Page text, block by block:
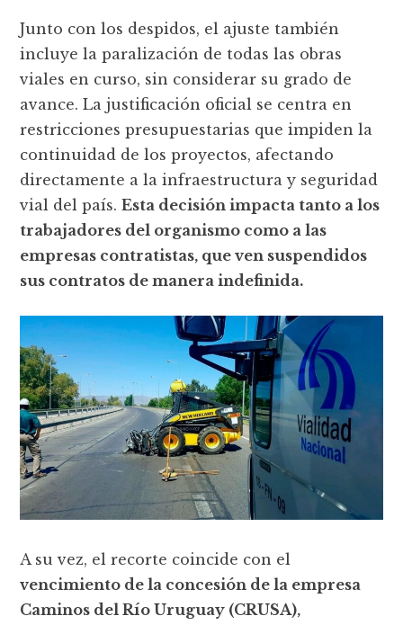
Junto con los despidos, el ajuste también
incluye la paralización de todas las obras
viales en curso, sin considerar su grado de
avance. La justificación oficial se centra en
restricciones presupuestarias que impiden la
continuidad de los proyectos, afectando
directamente a la infraestructura y seguridad
vial del país.Esta decisión impacta tanto a los
trabajadores del organismo como a las
empresas contratistas, que ven suspendidos
sus contratos de manera indefinida.
A su vez, el recorte coincide con el
vencimiento de la concesión de la empresa
Caminos del Río Uruguay (CRUSA),